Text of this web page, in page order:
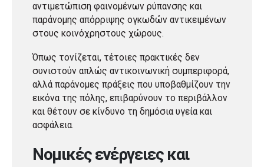
αντιμετώπιση φαινομένων ρύπανσης και
παράνομης απόρριψης ογκωδών αντικειμένων
στους κοινόχρηστους χώρους.
Όπως τονίζεται, τέτοιες πρακτικές δεν
συνιστούν απλώς αντικοινωνική συμπεριφορά,
αλλά παράνομες πράξεις που υποβαθμίζουν την
εικόνα της πόλης, επιβαρύνουν το περιβάλλον
και θέτουν σε κίνδυνο τη δημόσια υγεία και
ασφάλεια.
Νομικές ενέργειες και